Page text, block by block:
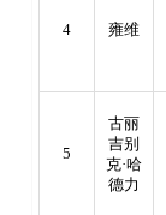
4 雍维
5
古丽
吉别
克·哈
德力